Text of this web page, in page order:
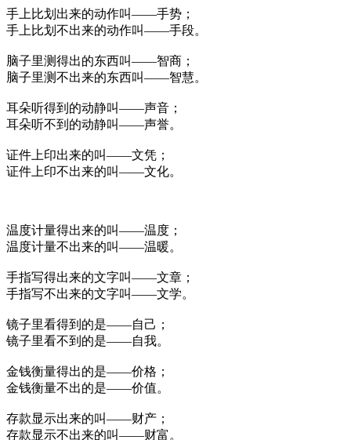
手上比划出来的动作叫——手势；
手上比划不出来的动作叫——手段。
脑子里测得出的东西叫——智商；
脑子里测不出来的东西叫——智慧。
耳朵听得到的动静叫——声音；
耳朵听不到的动静叫——声誉。
证件上印出来的叫——文凭；
证件上印不出来的叫——文化。
温度计量得出来的叫——温度；
温度计量不出来的叫——温暖。
手指写得出来的文字叫——文章；
手指写不出来的文字叫——文学。
镜子里看得到的是——自己；
镜子里看不到的是——自我。
金钱衡量得出的是——价格；
金钱衡量不出的是——价值。
存款显示出来的叫——财产；
存款显示不出来的叫——财富。